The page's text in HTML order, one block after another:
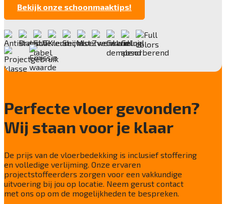
6,5 mm
Anti statisch
Antistatisch (≤ 2 kV)
Deling
1/10"
Totaal gwicht
4000 g/m²
Lichtechtheid NF EN ISO 105-B02
Slijtvastheid NF EN 1307
33 Heavy
Thermische weerstand
0,068 m²•K/W
Bekijk onze schoonmaaktips!
Perfecte vloer gevonden?
Wij staan voor je klaar
De prijs van de vloerbedekking is inclusief stoffering
en volledige verlijming. Onze ervaren
projectstoffeerders zorgen voor een vakkundige
uitvoering bij jou op locatie. Neem gerust contact
met ons op om de mogelijkheden te bespreken.